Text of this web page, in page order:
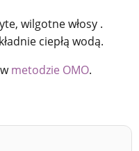
wilgotne włosy .
ciepłą wodą.
metodzie OMO.